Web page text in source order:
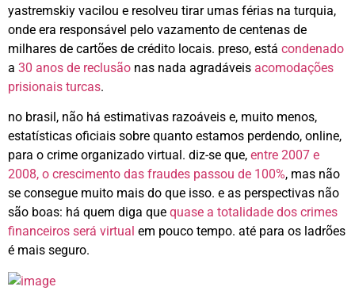
yastremskiy vacilou e resolveu tirar umas férias na turquia,
onde era responsável pelo vazamento de centenas de
milhares de cartões de crédito locais. preso, está condenado
a 30 anos de reclusão nas nada agradáveis acomodações
prisionais turcas.
no brasil, não há estimativas razoáveis e, muito menos,
estatísticas oficiais sobre quanto estamos perdendo, online,
para o crime organizado virtual. diz-se que, entre 2007 e
2008, o crescimento das fraudes passou de 100%, mas não
se consegue muito mais do que isso. e as perspectivas não
são boas: há quem diga que quase a totalidade dos crimes
financeiros será virtual em pouco tempo. até para os ladrões
é mais seguro.